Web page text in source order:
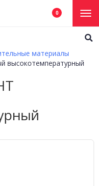
0
материалы
высокотемпературный